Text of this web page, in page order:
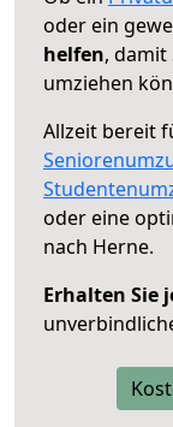
oder ein
helfen,
umziehen
Allzeit bereit
oder eine
nach Herne.
Erhalten Sie